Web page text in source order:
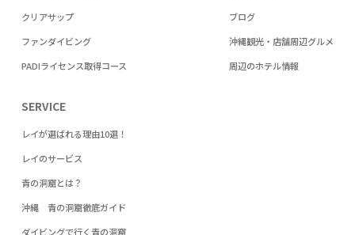
クリアサップ
ファンダイビング
PADIライセンス取得コース
SERVICE
レイが選ばれる理由10選！
レイのサービス
青の洞窟とは？
沖縄 青の洞窟徹底ガイド
ダイビングで行く青の洞窟
ブログ
沖縄観光・店舗周辺グルメ
周辺のホテル情報